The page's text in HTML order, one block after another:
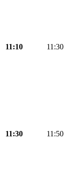
11:10 11:30
11:30 11:50